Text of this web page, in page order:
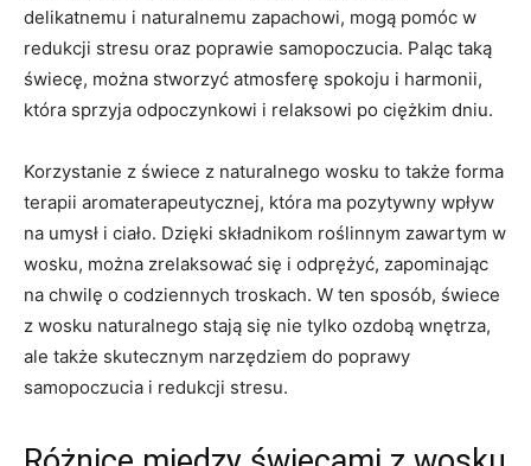
delikatnemu i ⁢naturalnemu zapachowi, mogą pomóc w
redukcji stresu oraz poprawie samopoczucia. Paląc taką
świecę, można stworzyć atmosferę‌ spokoju i harmonii,
która sprzyja odpoczynkowi i⁢ relaksowi po ciężkim dniu.
Korzystanie z świece z⁢ naturalnego wosku to ⁤także forma
⁢terapii aromaterapeutycznej, która ma pozytywny wpływ
na umysł i ciało. Dzięki składnikom roślinnym‍ zawartym w
wosku, można zrelaksować się i‌ odprężyć, zapominając
na chwilę o codziennych⁤ troskach. W ten⁤ sposób, świece
z wosku naturalnego stają się nie tylko ozdobą wnętrza,
ale także ⁣skutecznym narzędziem do⁢ poprawy
samopoczucia i redukcji ⁤stresu.